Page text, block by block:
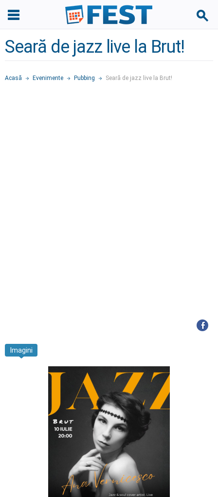
Seară de jazz live la Brut!
Acasă Evenimente Pubbing Seară de jazz live la Brut!
Imagini